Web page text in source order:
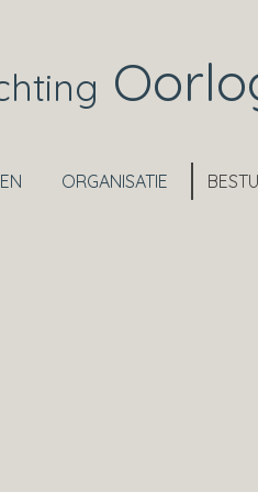
ORGANISATIE